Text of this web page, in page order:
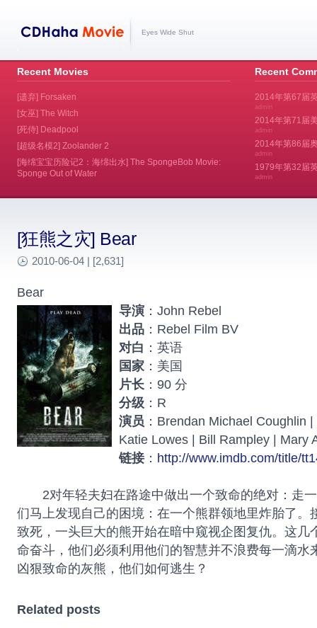
Eyes Wide Shut
Recent
2014年第67届
admin
2014年第71届
admin
2014年第86届
admin
1979年第32届
admin
[狂熊之灾] Bear
2010-06-04 | [2,631]
Bear
导演 ：John Rebel
出品 ：Rebel Film BV
对白 ：英语
国家 ：美国
片长 ：90 分
分级 ：R
演员 ：Brendan Michael Coughlin
Katie Lowes | Bill Rampley | Mary
链接 ： http://www.imdb.com/title/
2对年轻夫妇在路途中做出一个致命的绝对：走一
们马上发现自己的困境：在一个熊群领地里炸胎了。
致死，一头巨大的熊开始在暗中窥视企图复仇。这几
命奋斗，他们必须利用他们的智慧并不浪费每一滴水
凶狠致命的灰熊，他们如何逃生？
Related posts
Recent Movies
[遗弃] Forsaken
[女巫] The Witch
[死侍] Deadpool
[超级名模2] Zoolander 2
[海绵宝宝历险记2：海绵出水] The SpongeBob Movie:
Sponge Out of Water